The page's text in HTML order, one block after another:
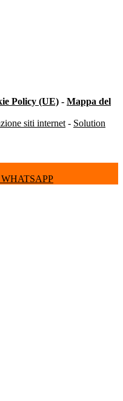
Policy (UE) - Mappa del
siti internet - Solution